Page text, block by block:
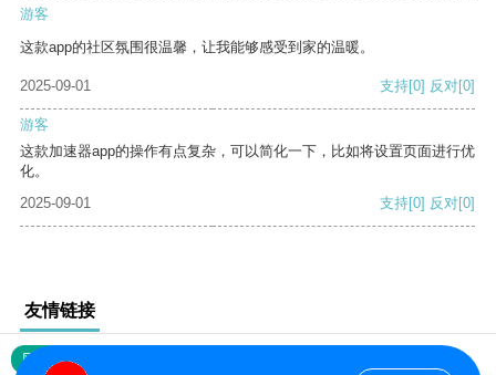
游客
这款app的社区氛围很温馨，让我能够感受到家的温暖。
2025-09-01 支持[0] 反对[0]
游客
这款加速器app的操作有点复杂，可以简化一下，比如将设置页面进行优
化。
2025-09-01
支持[0] 反对[0]
友情链接
网站地图